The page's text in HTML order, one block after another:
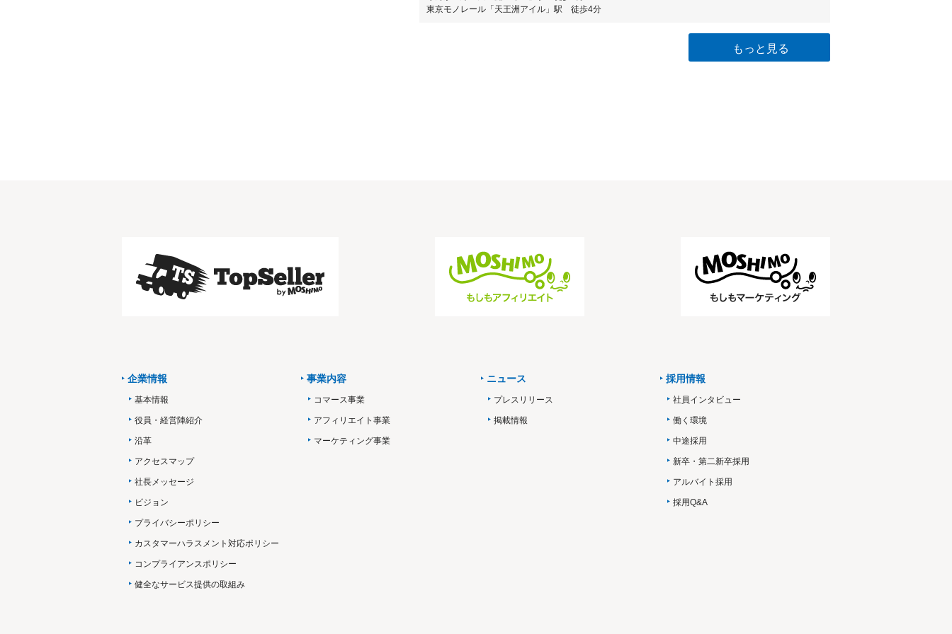
東京モノレール「天王洲アイル」駅 徒歩4分
もっと見る
企業情報
基本情報
役員・経営陣紹介
沿革
アクセスマップ
社長メッセージ
ビジョン
プライバシーポリシー
カスタマーハラスメント対応ポリシー
コンプライアンスポリシー
健全なサービス提供の取組み
事業内容
コマース事業
アフィリエイト事業
マーケティング事業
ニュース
プレスリリース
掲載情報
採用情報
社員インタビュー
働く環境
中途採用
新卒・第二新卒採用
アルバイト採用
採用Q&A